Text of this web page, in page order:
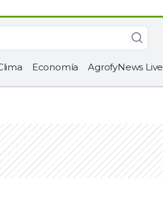
Economía AgrofyNews Live